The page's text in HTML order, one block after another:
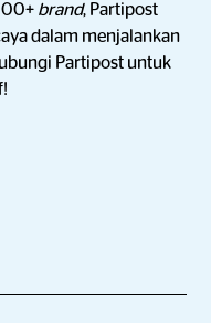
brand, Partipost
dalam menjalankan
Partipost untuk